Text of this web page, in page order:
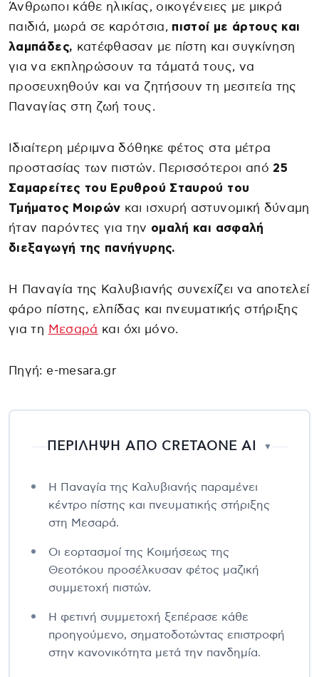
Άνθρωποι κάθε ηλικίας, οικογένειες με μικρά
παιδιά, μωρά σε καρότσια, πιστοί με άρτους και
λαμπάδες, κατέφθασαν με πίστη και συγκίνηση
για να εκπληρώσουν τα τάματά τους, να
προσευχηθούν και να ζητήσουν τη μεσιτεία της
Παναγίας στη ζωή τους.
Ιδιαίτερη μέριμνα δόθηκε φέτος στα μέτρα
προστασίας των πιστών. Περισσότεροι από 25
Σαμαρείτες του Ερυθρού Σταυρού του
Τμήματος Μοιρών και ισχυρή αστυνομική δύναμη
ήταν παρόντες για την ομαλή και ασφαλή
διεξαγωγή της πανήγυρης.
Η Παναγία της Καλυβιανής συνεχίζει να αποτελεί
φάρο πίστης, ελπίδας και πνευματικής στήριξης
για τη Μεσαρά και όχι μόνο.
Πηγή: e-mesara.gr
ΠΕΡΙΛΗΨΗ ΑΠΟ CRETAONE AI ▼
Η Παναγία της Καλυβιανής παραμένει
κέντρο πίστης και πνευματικής στήριξης
στη Μεσαρά.
Οι εορτασμοί της Κοιμήσεως της
Θεοτόκου προσέλκυσαν φέτος μαζική
συμμετοχή πιστών.
Η φετινή συμμετοχή ξεπέρασε κάθε
προηγούμενο, σηματοδοτώντας επιστροφή
στην κανονικότητα μετά την πανδημία.